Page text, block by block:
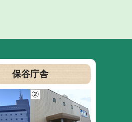
保谷庁舎